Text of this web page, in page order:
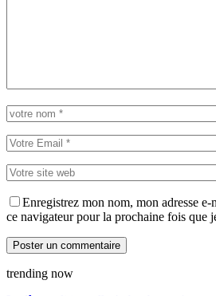
Enregistrez mon nom, mon adresse
ce navigateur pour la prochaine fois que
trending now